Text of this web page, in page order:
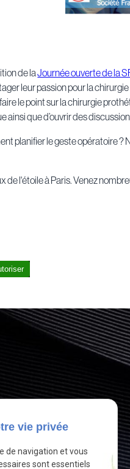
de laJournée ouverte de la
leur passion pour la
le point sur la chirurgie
que d’ouvrir des
planifier le geste opératoire ?
l'étoile à Paris. Venez
vie privée
de navigation et vous
sont essentiels